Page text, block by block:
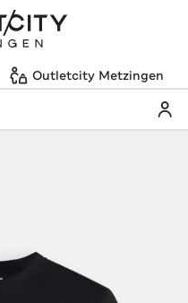
Outletcity Metzingen